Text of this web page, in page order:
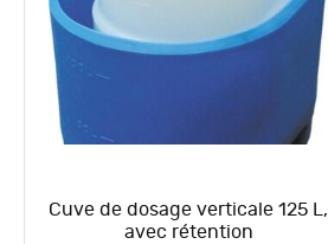
Cuve de dosage verticale 125 L,
avec rétention